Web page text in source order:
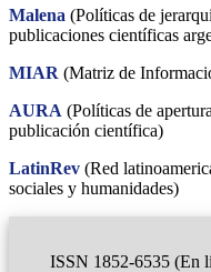
Malena (Políticas de
publicaciones científicas
MIAR (Matriz de
AURA (Políticas de
publicación científica)
LatinRev (Red
sociales y humanidades)
ISSN 1852-6535 (En